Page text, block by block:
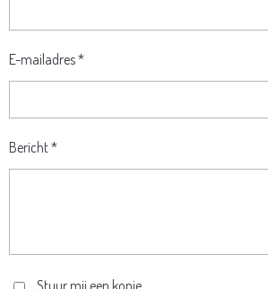
E-mailadres *
Bericht *
Stuur mij een kopie